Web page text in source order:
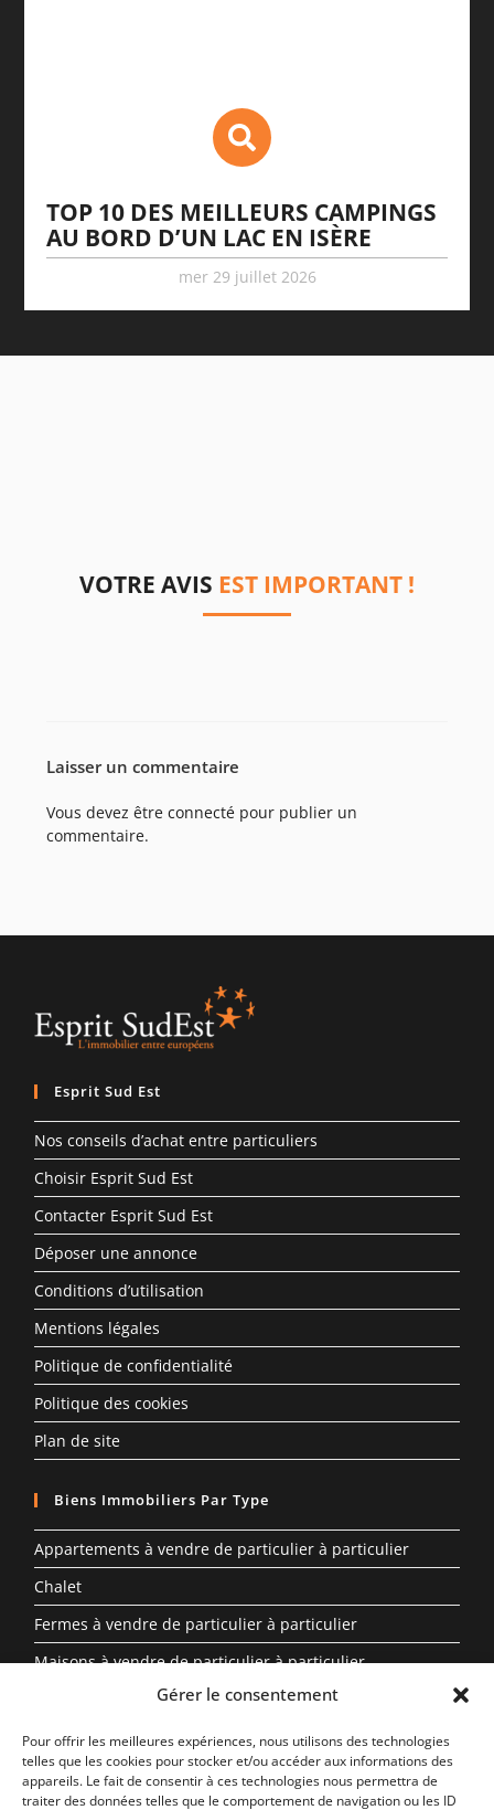
Gérer le consentement
Pour offrir les meilleures expériences, nous utilisons des technologies
telles que les cookies pour stocker et/ou accéder aux informations des
appareils. Le fait de consentir à ces technologies nous permettra de
traiter des données telles que le comportement de navigation ou les ID
TOP 10 DES MEILLEURS CAMPINGS
AU BORD D’UN LAC EN ISÈRE
mer 29 juillet 2026
VOTRE AVIS EST IMPORTANT !
Laisser un commentaire
Vous devez êtreconnecté pour publier un
commentaire.
Esprit Sud Est
Nos conseils d’achat entre particuliers
Choisir Esprit Sud Est
Contacter Esprit Sud Est
Déposer une annonce
Conditions d’utilisation
Mentions légales
Politique de confidentialité
Politique des cookies
Plan de site
Biens Immobiliers Par Type
Appartements à vendre de particulier à particulier
Chalet
Fermes à vendre de particulier à particulier
Maisons à vendre de particulier à particulier
Propriété à vendre en Auvergne-Rhône-Alpes entre
Biens Immobiliers Par Région